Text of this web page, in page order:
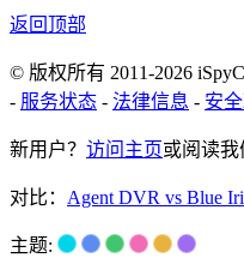
返回顶部
© 版权所有 2011-2026
- 服务状态 - 法律信息 - 安
新用户？ 访问主页或阅读我
对比： Agent DVR vs Blue
主题: